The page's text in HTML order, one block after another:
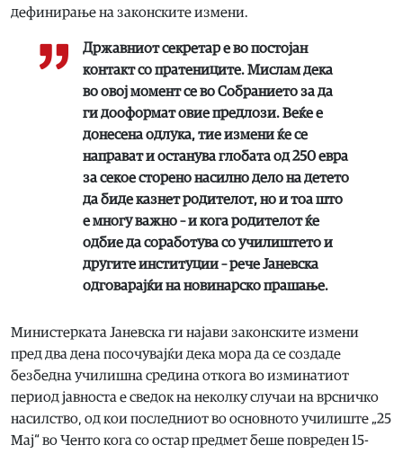
дефинирање на законските измени.
Државниот секретар е во постојан
контакт со пратениците. Мислам дека
во овој момент се во Собранието за да
ги дооформат овие предлози. Веќе е
донесена одлука, тие измени ќе се
направат и останува глобата од 250 евра
за секое сторено насилно дело на детето
да биде казнет родителот, но и тоа што
е многу важно – и кога родителот ќе
одбие да соработува со училиштето и
другите институции – рече Јаневска
одговарајќи на новинарско прашање.
Министерката Јаневска ги најави законските измени
пред два дена посочувајќи дека мора да се создаде
безбедна училишна средина откога во изминатиот
период јавноста е сведок на неколку случаи на врсничко
насилство, од кои последниот во основното училиште „25
Мај“ во Ченто кога со остар предмет беше повреден 15-